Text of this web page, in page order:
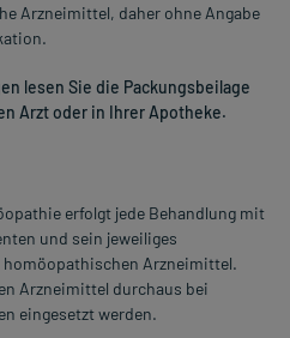
Arzneimittel, daher ohne Angabe
lesen Sie die Packungsbeilage
Arzt oder in Ihrer Apotheke.
erfolgt jede Behandlung mit
und sein jeweiliges
Arzneimittel.
Arzneimittel durchaus bei
eingesetzt werden.